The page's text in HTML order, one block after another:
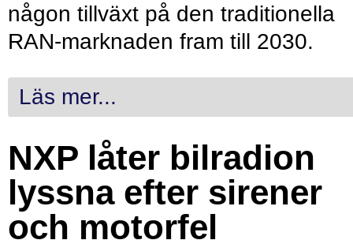
någon tillväxt på den traditionella
RAN-marknaden fram till 2030.
Läs mer...
NXP låter bilradion
lyssna efter sirener
och motorfel